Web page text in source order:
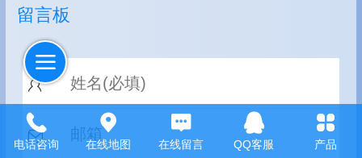
留言板
电话咨询 在线地图 在线留言 QQ客服 产品